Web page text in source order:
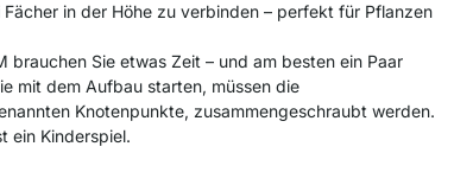
in der Höhe zu verbinden – perfekt für Pflanzen
brauchen Sie etwas Zeit – und am besten ein Paar
mit dem Aufbau starten, müssen die
Knotenpunkte, zusammengeschraubt werden.
ein Kinderspiel.